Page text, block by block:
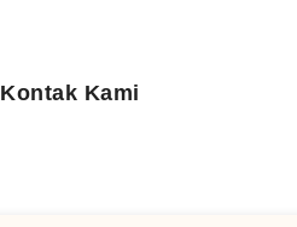
Kontak Kami